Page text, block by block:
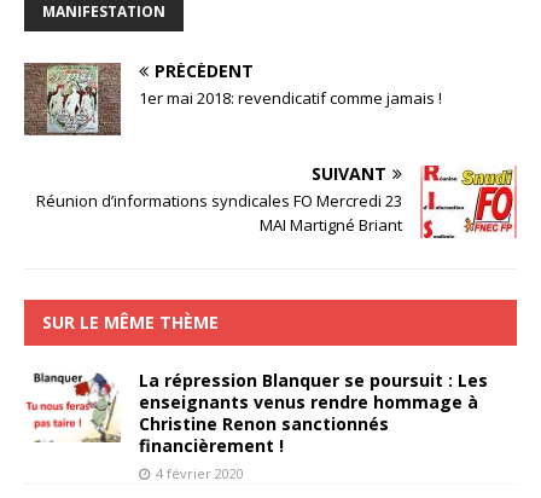
MANIFESTATION
PRÉCÉDENT
1er mai 2018: revendicatif comme jamais !
SUIVANT
Réunion d’informations syndicales FO Mercredi 23
MAI Martigné Briant
SUR LE MÊME THÈME
La répression Blanquer se poursuit : Les
enseignants venus rendre hommage à
Christine Renon sanctionnés
financièrement !
4 février 2020